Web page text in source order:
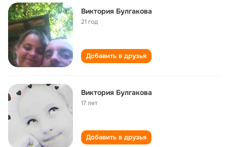
Виктория Булгакова
21 год
Добавить в друзья
Виктория Булгакова
17 лет
Добавить в друзья